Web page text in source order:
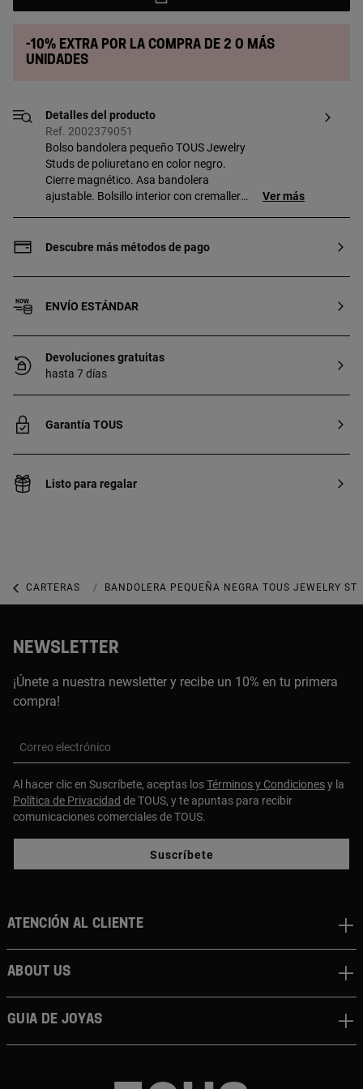
-10% extra por la compra de 2 o más
unidades
Detalles del producto
Ref. 2002379051
Bolso bandolera pequeño TOUS Jewelry
Studs de poliuretano en color negro.
Cierre magnético. Asa bandolera
ajustable. Bolsillo interior con cremallera.
Ver más
Descubre más métodos de pago
ENVÍO ESTÁNDAR
Devoluciones gratuitas
hasta 7 días
Garantía TOUS
Listo para regalar
CARTERAS CARTERAS MEDIANAS
BANDOLERA PEQUEÑA NEGRA TOUS JEWELRY
NEWSLETTER
¡Únete a nuestra newsletter y recibe un 10% en tu primera
compra!
Correo electrónico
Al hacer clic en Suscríbete, aceptas losTérminos y Condicionesy la
Política de Privacidad de TOUS, y te apuntas para recibir
comunicaciones comerciales de TOUS.
Suscríbete
Atención al cliente
About us
Guia de joyas